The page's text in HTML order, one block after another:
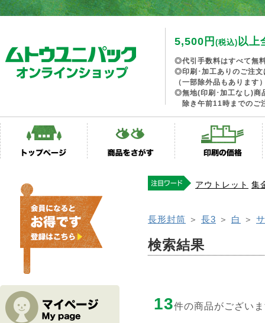
5,500円 (税込)以上
◎代引手数料はすべて無
◎印刷･加工ありのご注文
（一部除外品もあります
◎無地(印刷･加工なし)商
除き午前11時までのご
アウトレット 集
長形封筒 ＞ 長3 ＞ 白 ＞
検索結果
13件の商品がござい